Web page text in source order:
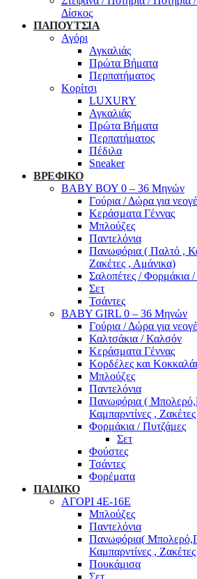
Δίσκος
ΠΑΠΟΥΤΣΙΑ
Αγόρι
Αγκαλιάς
Πρώτα Βήματα
Περπατήματος
Κορίτσι
LUXURY
Αγκαλιάς
Πρώτα Βήματα
Περπατήματος
Πέδιλα
Sneaker
ΒΡΕΦΙΚΟ
ΒΑΒΥ ΒΟΥ 0 – 36 Μηνών
Γούρια / Δώρα για
Κεράσματα Γέννας
Μπλούζες
Παντελόνια
Πανωφόρια ( Παλτό ,
Ζακέτες , Αμάνικα)
Σαλοπέτες / Φορμάκια
Σετ
Τσάντες
BABY GIRL 0 – 36 Μηνών
Γούρια / Δώρα για
Καλτσάκια / Καλσόν
Κεράσματα Γέννας
Κορδέλες και
Μπλούζες
Παντελόνια
Πανωφόρια (
Καμπαρντίνες ,
Φορμάκια / Πυτζάμες
Σετ
Φούστες
Τσάντες
Φορέματα
ΠΑΙΔΙΚΟ
ΑΓΟΡΙ 4Ε-16Ε
Μπλούζες
Παντελόνια
Πανωφόρια(
Καμπαρντίνες ,
Πουκάμισα
Σετ